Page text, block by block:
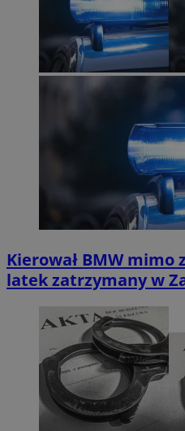
Kierował BMW mimo
latek zatrzymany w